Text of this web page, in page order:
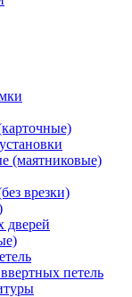
(маятниковые)
врезки)
дверей
петель